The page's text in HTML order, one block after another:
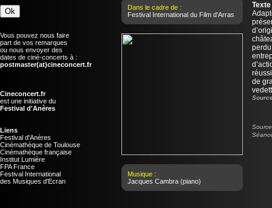
Vous pouvez nous faire
part de vos remarques
ou nous envoyer des
dates de ciné-concerts à :
postmaster(at)cineconcert.fr
Cineconcert.fr
est une initiative du
Festival d'Anères
Liens
Festival d'Anères
Cinémathèque de Toulouse
Cinémathèque française
Institut Lumière
FPA France
Festival International
des Musiques d'Ecran
Dans le cadre de :
Festival International du Film d'Arras
Musique :
Jacques Cambra (piano)
de